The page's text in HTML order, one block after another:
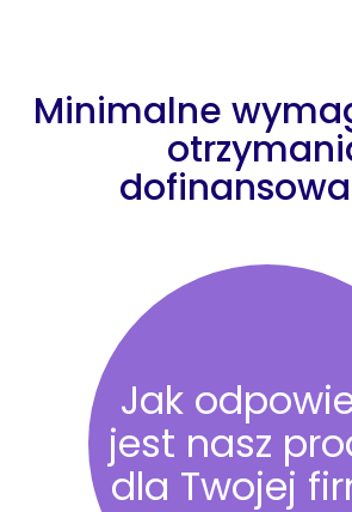
Minimalne
Jak
jest nasz
dla Twojej